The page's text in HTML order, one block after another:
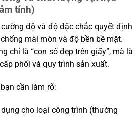
tính)
độ và độ đặc chắc quyết định
mài mòn và độ bền bề mặt.
chỉ là “con số đẹp trên giấy”, mà là
phối và quy trình sản xuất.
cần làm rõ:
cho loại công trình (thường